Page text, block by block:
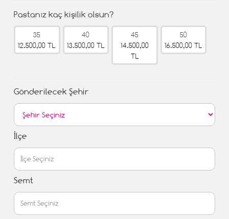
Pastanız kaç kişilik olsun?
35
12.500,00 TL
40
13.500,00 TL
45
14.500,00
TL
50
16.500,00 TL
Gönderilecek Şehir
İlçe
Semt